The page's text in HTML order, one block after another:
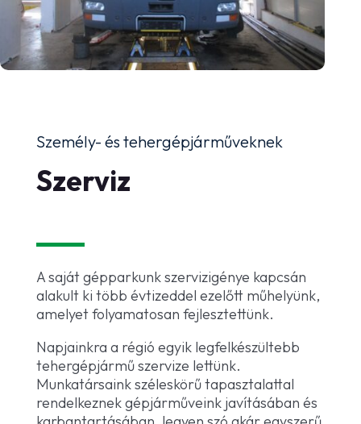
Személy- és tehergépjárműveknek
Szerviz
A saját gépparkunk szervizigénye kapcsán
alakult ki több évtizeddel ezelőtt műhelyünk,
amelyet folyamatosan fejlesztettünk.
Napjainkra a régió egyik legfelkészültebb
tehergépjármű szervize lettünk.
Munkatársaink széleskörű tapasztalattal
rendelkeznek gépjárműveink javításában és